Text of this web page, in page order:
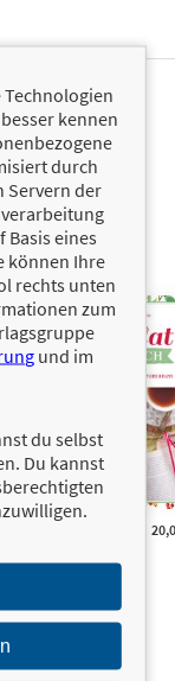
Über 50 Rezepte aus
kennen
durch
Servern der
Basis eines
können Ihre
rechts unten
zum
und im
du selbst
Du kannst